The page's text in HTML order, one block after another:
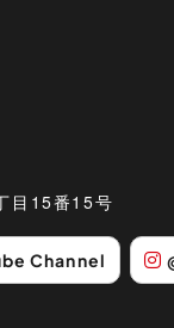
目15番15号
Channel